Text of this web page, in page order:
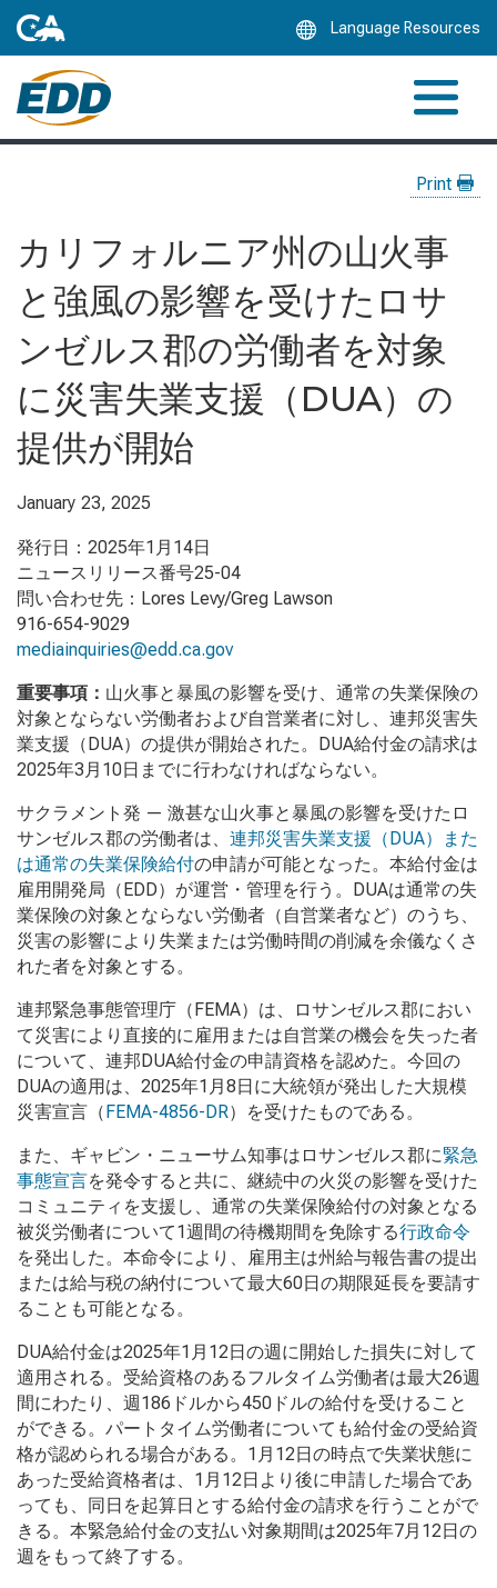
Language Resources
Print
カリフォルニア州の山火事
と強風の影響を受けたロサ
ンゼルス郡の労働者を対象
に災害失業支援（DUA）の
提供が開始
January 23, 2025
発行日：2025年1月14日
ニュースリリース番号25-04
問い合わせ先：Lores Levy/Greg Lawson
916-654-9029
mediainquiries@edd.ca.gov
重要事項： 山火事と暴風の影響を受け、通常の失業保険の
対象とならない労働者および自営業者に対し、連邦災害失
業支援（DUA）の提供が開始された。DUA給付金の請求は
2025年3月10日までに行わなければならない。
サクラメント発 — 激甚な山火事と暴風の影響を受けたロ
サンゼルス郡の労働者は、 連邦災害失業支援（DUA）また
は通常の失業保険給付の申請が可能となった。本給付金は
雇用開発局（EDD）が運営・管理を行う。DUAは通常の失
業保険の対象とならない労働者（自営業者など）のうち、
災害の影響により失業または労働時間の削減を余儀なくさ
れた者を対象とする。
連邦緊急事態管理庁（FEMA）は、ロサンゼルス郡におい
て災害により直接的に雇用または自営業の機会を失った者
について、連邦DUA給付金の申請資格を認めた。今回の
DUAの適用は、2025年1月8日に大統領が発出した大規模
災害宣言（FEMA-4856-DR）を受けたものである。
また、ギャビン・ニューサム知事はロサンゼルス郡に緊急
事態宣言を発令すると共に、継続中の火災の影響を受けた
コミュニティを支援し、通常の失業保険給付の対象となる
被災労働者について1週間の待機期間を免除する行政命令
を発出した。本命令により、雇用主は州給与報告書の提出
または給与税の納付について最大60日の期限延長を要請す
ることも可能となる。
DUA給付金は2025年1月12日の週に開始した損失に対して
適用される。受給資格のあるフルタイム労働者は最大26週
間にわたり、週186ドルから450ドルの給付を受けること
ができる。パートタイム労働者についても給付金の受給資
格が認められる場合がある。1月12日の時点で失業状態に
あった受給資格者は、1月12日より後に申請した場合であ
っても、同日を起算日とする給付金の請求を行うことがで
きる。本緊急給付金の支払い対象期間は2025年7月12日の
週をもって終了する。